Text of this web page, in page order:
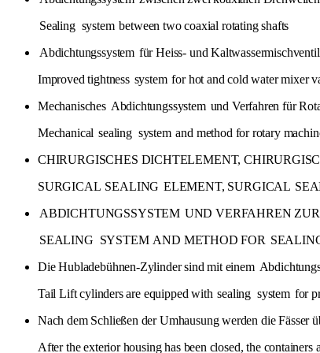
Sealing system between two coaxial rotating shafts
Abdichtungssystem für Heiss- und
Improved tightness system for hot and cold water mixer
Mechanisches Abdichtungssystem und Verfahren für
Mechanical sealing system and method for rotary
CHIRURGISCHES DICHTELEMENT,
SURGICAL SEALING ELEMENT, SURGICAL
ABDICHTUNGSSYSTEM UND VERFAHREN
SEALING SYSTEM AND METHOD FOR
Die Hubladebühnen-Zylinder sind mit einem
Tail Lift cylinders are equipped with sealing system for
Nach dem Schließen der Umhausung werden die Fässer
After the exterior housing has been closed, the containers